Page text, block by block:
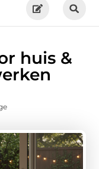
huis &